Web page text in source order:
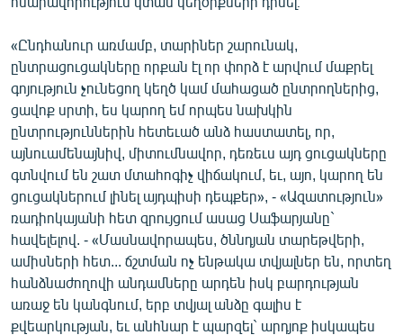
«Ընդհանուր առմամբ, տարիներ շարունակ,
ընտրացուցակները որքան էլ որ փորձ է արվում մաքրել
գոյություն չունեցող կեղծ կամ մահացած ընտրողներից,
ցավոք սրտի, ես կարող եմ որպես նախկին
ընտրություններին հետեւած անձ հաստատել, որ,
այնուամենայնիվ, միտումնավոր, դեռեւս այդ ցուցակները
գտնվում են շատ մտահոգիչ վիճակում, եւ, այո, կարող են
ցուցակներում լինել այդպիսի դեպքեր», - «Ազատություն»
ռադիոկայանի հետ զրույցում ասաց Սաֆարյանը`
հավելելով. - «Մասնավորապես, ծննդյան տարեթվերի,
ամիսների հետ... ճշտման ոչ ենթակա տվյալներ են, որտեղ
հանձնաժողովի անդամները արդեն իսկ բարդության
առաջ են կանգնում, երբ տվյալ անձը գալիս է
քվեարկության, եւ անհնար է պարզել` արդյոք իսկապես